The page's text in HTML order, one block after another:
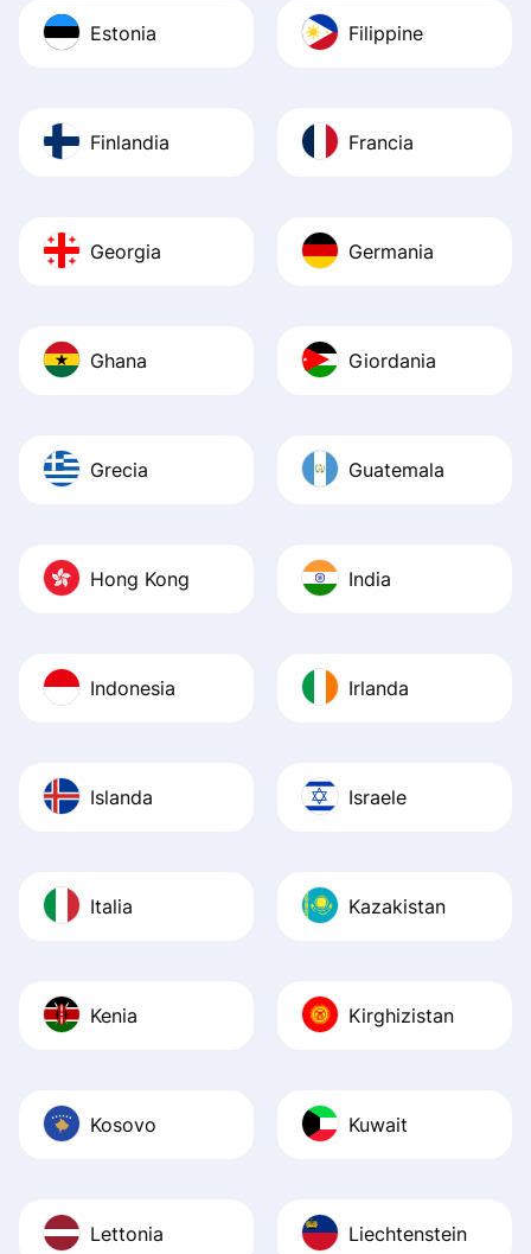
Estonia Filippine
Finlandia Francia
Georgia Germania
Ghana Giordania
Grecia Guatemala
Hong Kong India
Indonesia Irlanda
Islanda Israele
Italia Kazakistan
Kenia Kirghizistan
Kosovo Kuwait
Lettonia Liechtenstein